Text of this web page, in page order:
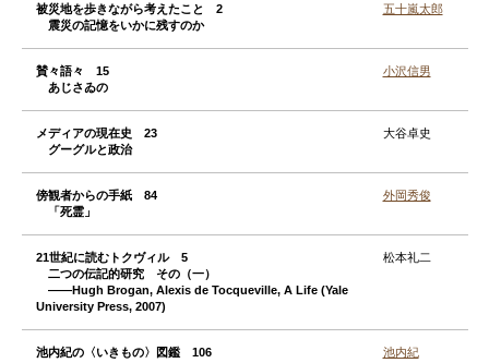
被災地を歩きながら考えたこと 2
震災の記憶をいかに残すのか
五十嵐太郎
賛々語々 15
あじさゐの
小沢信男
メディアの現在史 23
グーグルと政治
大谷卓史
傍観者からの手紙 84
「死霊」
外岡秀俊
21世紀に読むトクヴィル 5
二つの伝記的研究 その（一）
——Hugh Brogan, Alexis de Tocqueville, A Life (Yale
University Press, 2007)
松本礼二
池内紀の〈いきもの〉図鑑 106 池内紀